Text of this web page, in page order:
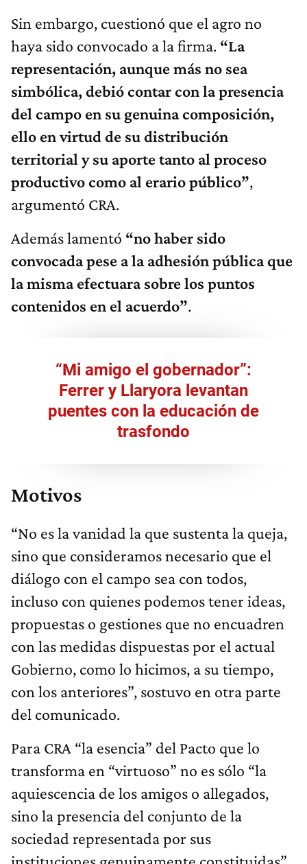
Sin embargo, cuestionó que el agro no
haya sido convocado a la firma. “La
representación, aunque más no sea
simbólica, debió contar con la presencia
del campo en su genuina composición,
ello en virtud de su distribución
territorial y su aporte tanto al proceso
productivo como al erario público”,
argumentó CRA.
Además lamentó “no haber sido
convocada pese a la adhesión pública que
la misma efectuara sobre los puntos
contenidos en el acuerdo”.
“Mi amigo el gobernador”:
Ferrer y Llaryora levantan
puentes con la educación de
trasfondo
Motivos
“No es la vanidad la que sustenta la queja,
sino que consideramos necesario que el
diálogo con el campo sea con todos,
incluso con quienes podemos tener ideas,
propuestas o gestiones que no encuadren
con las medidas dispuestas por el actual
Gobierno, como lo hicimos, a su tiempo,
con los anteriores”, sostuvo en otra parte
del comunicado.
Para CRA “la esencia” del Pacto que lo
transforma en “virtuoso” no es sólo “la
aquiescencia de los amigos o allegados,
sino la presencia del conjunto de la
sociedad representada por sus